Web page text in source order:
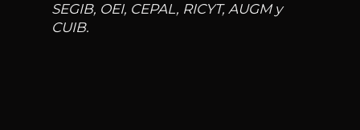
SEGIB, OEI, CEPAL, RICYT, AUGM y
CUIB.